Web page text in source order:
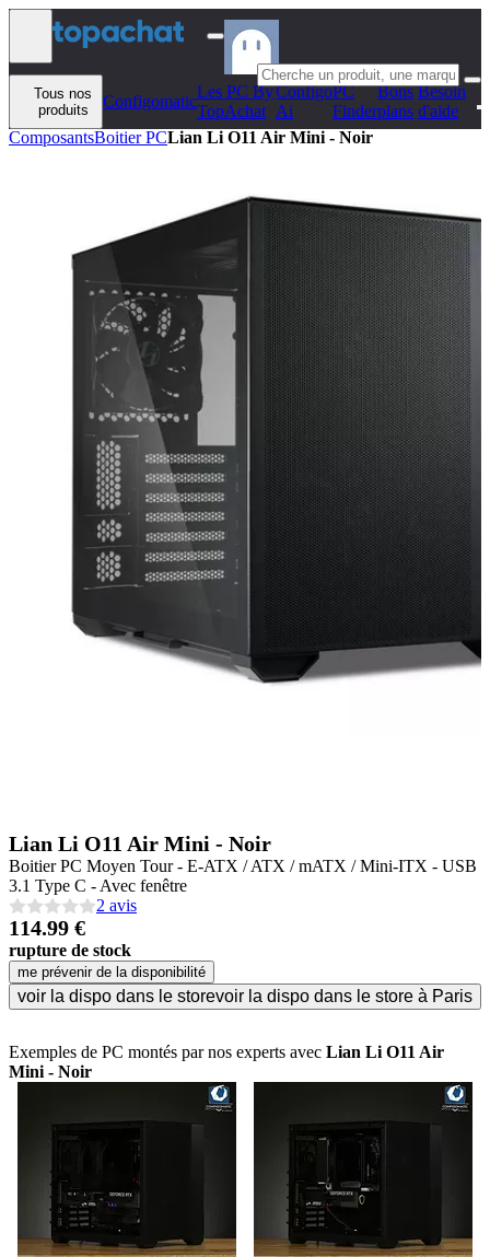
Aller au contenu
Tous nos
produits
Configomatic
Les PC By
TopAchat
Configo
Ai
PC
Finder
Bons
plans
Besoin
d'aide
ComposantsBoitier PCLian Li O11 Air Mini - Noir
Lian Li O11 Air Mini - Noir
Boitier PC Moyen Tour - E-ATX / ATX / mATX / Mini-ITX - USB
3.1 Type C - Avec fenêtre
2 avis
114.99 €
rupture de stock
me prévenir de la disponibilité
voir la dispo dans le storevoir la dispo dans le store à Paris
Exemples de PC montés par nos experts avec Lian Li O11 Air
Mini - Noir